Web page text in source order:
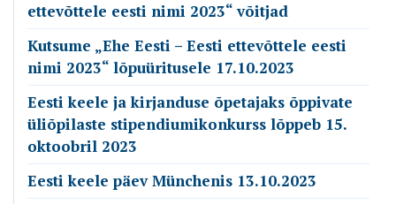
ettevõttele eesti nimi 2023“ võitjad
Kutsume „Ehe Eesti – Eesti ettevõttele eesti
nimi 2023“ lõpuüritusele 17.10.2023
Eesti keele ja kirjanduse õpetajaks õppivate
üliõpilaste stipendiumikonkurss lõppeb 15.
oktoobril 2023
Eesti keele päev Münchenis 13.10.2023